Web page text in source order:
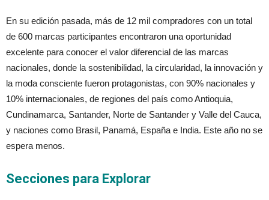
En su edición pasada, más de 12 mil compradores con un total
de 600 marcas participantes encontraron una oportunidad
excelente para conocer el valor diferencial de las marcas
nacionales, donde la sostenibilidad, la circularidad, la innovación y
la moda consciente fueron protagonistas, con 90% nacionales y
10% internacionales, de regiones del país como Antioquia,
Cundinamarca, Santander, Norte de Santander y Valle del Cauca,
y naciones como Brasil, Panamá, España e India. Este año no se
espera menos.
Secciones para Explorar